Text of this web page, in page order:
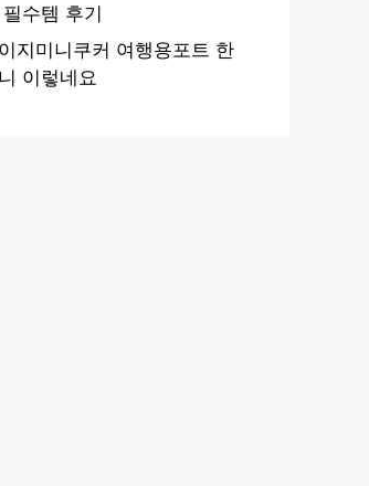
수템 후기
지미니쿠커 여행용포트 한
이렇네요